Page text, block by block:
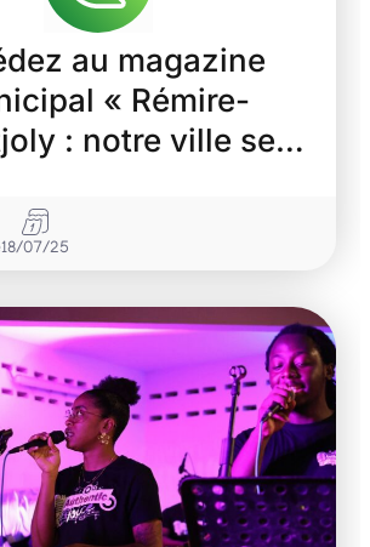
au magazine
« Rémire-
: notre ville se
18/07/25